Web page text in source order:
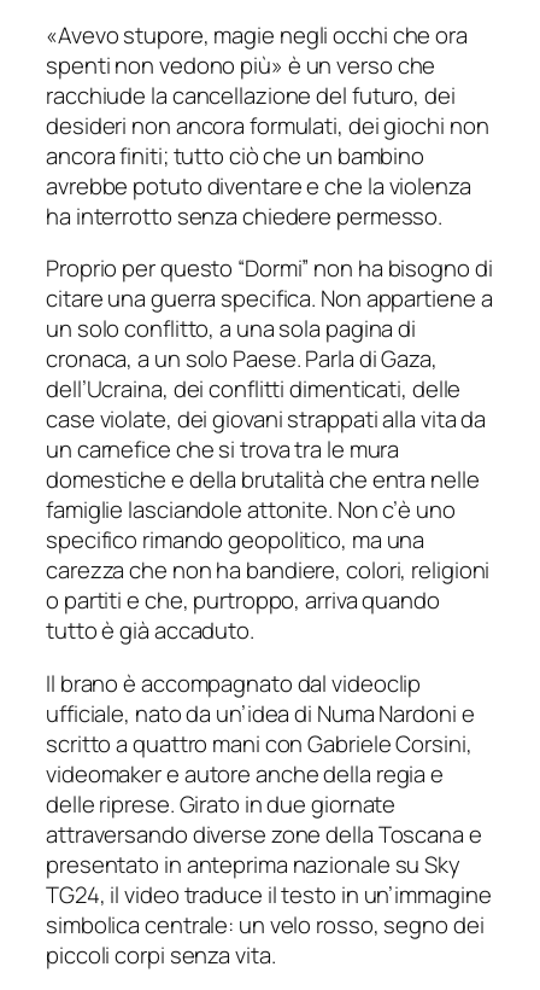
«Avevo stupore, magie negli occhi che ora
spenti non vedono più» è un verso che
racchiude la cancellazione del futuro, dei
desideri non ancora formulati, dei giochi non
ancora finiti; tutto ciò che un bambino
avrebbe potuto diventare e che la violenza
ha interrotto senza chiedere permesso.
Proprio per questo “Dormi” non ha bisogno di
citare una guerra specifica. Non appartiene a
un solo conflitto, a una sola pagina di
cronaca, a un solo Paese. Parla di Gaza,
dell’Ucraina, dei conflitti dimenticati, delle
case violate, dei giovani strappati alla vita da
un carnefice che si trova tra le mura
domestiche e della brutalità che entra nelle
famiglie lasciandole attonite. Non c’è uno
specifico rimando geopolitico, ma una
carezza che non ha bandiere, colori, religioni
o partiti e che, purtroppo, arriva quando
tutto è già accaduto.
Il brano è accompagnato dal videoclip
ufficiale, nato da un’idea di Numa Nardoni e
scritto a quattro mani con Gabriele Corsini,
videomaker e autore anche della regia e
delle riprese. Girato in due giornate
attraversando diverse zone della Toscana e
presentato in anteprima nazionale suSky
TG24, il video traduce il testo in un’immagine
simbolica centrale: un velo rosso, segno dei
piccoli corpi senza vita.